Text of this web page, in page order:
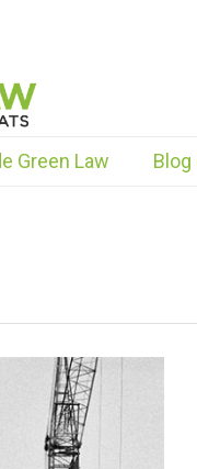
Green Law Blog